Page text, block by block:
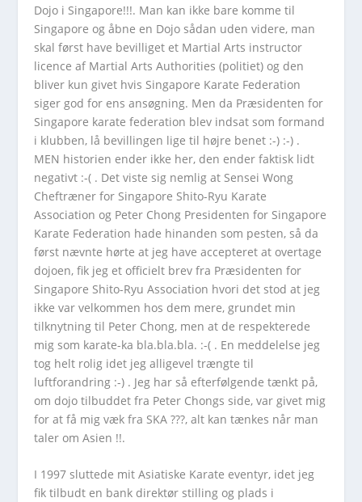
Dojo i Singapore!!!. Man kan ikke bare komme til
Singapore og åbne en Dojo sådan uden videre, man
skal først have bevilliget et Martial Arts instructor
licence af Martial Arts Authorities (politiet) og den
bliver kun givet hvis Singapore Karate Federation
siger god for ens ansøgning. Men da Præsidenten for
Singapore karate federation blev indsat som formand
i klubben, lå bevillingen lige til højre benet :-) :-) .
MEN historien ender ikke her, den ender faktisk lidt
negativt :-( . Det viste sig nemlig at Sensei Wong
Cheftræner for Singapore Shito-Ryu Karate
Association og Peter Chong Presidenten for Singapore
Karate Federation hade hinanden som pesten, så da
først nævnte hørte at jeg have accepteret at overtage
dojoen, fik jeg et officielt brev fra Præsidenten for
Singapore Shito-Ryu Association hvori det stod at jeg
ikke var velkommen hos dem mere, grundet min
tilknytning til Peter Chong, men at de respekterede
mig som karate-ka bla.bla.bla. :-( . En meddelelse jeg
tog helt rolig idet jeg alligevel trængte til
luftforandring :-) . Jeg har så efterfølgende tænkt på,
om dojo tilbuddet fra Peter Chongs side, var givet mig
for at få mig væk fra SKA ???, alt kan tænkes når man
taler om Asien !!.
I 1997 sluttede mit Asiatiske Karate eventyr, idet jeg
fik tilbudt en bank direktør stilling og plads i